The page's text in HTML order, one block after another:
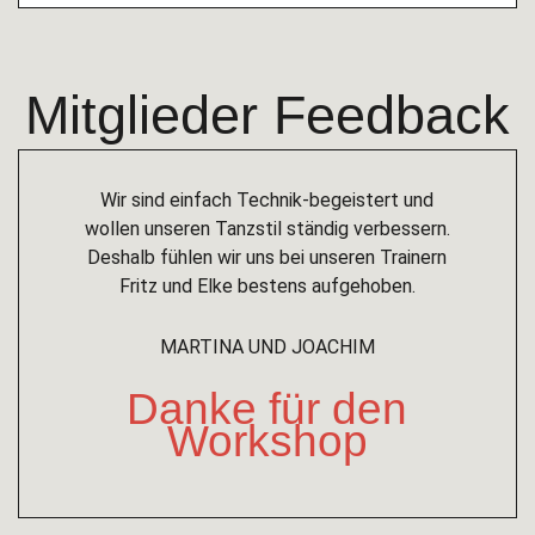
Mitglieder Feedback
Wir sind einfach Technik-begeistert und
wollen unseren Tanzstil ständig verbessern.
Deshalb fühlen wir uns bei unseren Trainern
Fritz und Elke bestens aufgehoben.
MARTINA UND JOACHIM
Danke für den
Workshop